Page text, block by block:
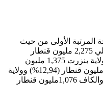
المرتبة الأولى من حيث
الكميات المجمعة، إذ بلغت كميتها حوالي 2,275 مليون قنطار
من الإجمالي الوطني تليها ولاية بنزرت 1,375 مليون
وولاية سليانة 1,262 مليون قنطار (12,94%) وولاية
جندوبة 1,128 مليون قنطار (%11,57) والكاف 1,076مليون قنطار